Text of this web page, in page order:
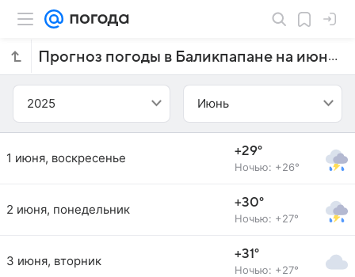
Прогноз погоды в Баликпапане на июнь 2025 года
2025 Июнь
1 июня, воскресенье +29°
Ночью: +26°
2 июня, понедельник +30°
Ночью: +27°
3 июня, вторник +31°
Ночью: +27°